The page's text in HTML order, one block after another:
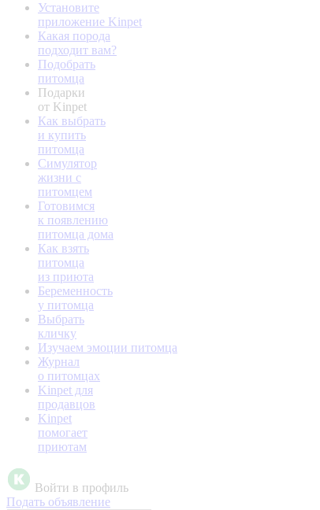
Установите
приложение Kinpet
Какая порода
подходит вам?
Подобрать
питомца
Подарки
от Kinpet
Как выбрать
и купить
питомца
Симулятор
жизни с
питомцем
Готовимся
к появлению
питомца дома
Как взять
питомца
из приюта
Беременность
у питомца
Выбрать
кличку
Изучаем эмоции питомца
Журнал
о питомцах
Kinpet для
продавцов
Kinpet
помогает
приютам
Войти в профиль
Подать объявление